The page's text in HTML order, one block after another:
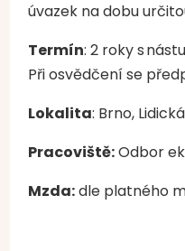
úvazek na dobu
Termín: 2 roky s
Při osvědčení se
Lokalita: Brno,
Pracoviště:Odbor
Mzda:dle platného